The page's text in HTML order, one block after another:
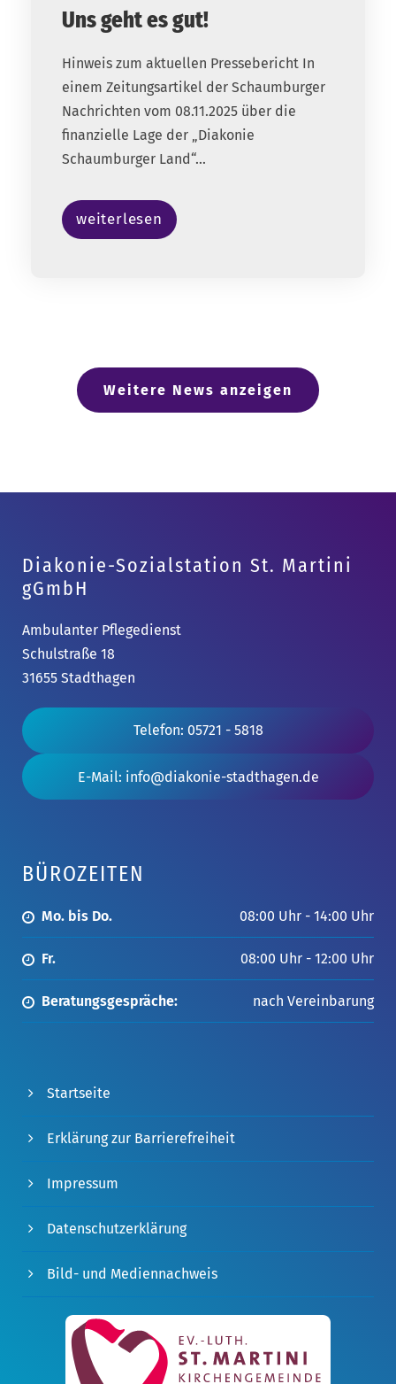
Uns geht es gut!
Hinweis zum aktuellen Pressebericht In
einem Zeitungsartikel der Schaumburger
Nachrichten vom 08.11.2025 über die
finanzielle Lage der „Diakonie
Schaumburger Land“...
weiterlesen
Weitere News anzeigen
Diakonie-Sozialstation St. Martini
gGmbH
Ambulanter Pflegedienst
Schulstraße 18
31655 Stadthagen
Telefon: 05721 - 5818
E-Mail: info@diakonie-stadthagen.de
BÜROZEITEN
Mo. bis Do. 08:00 Uhr - 14:00 Uhr
Fr. 08:00 Uhr - 12:00 Uhr
Beratungsgespräche: nach Vereinbarung
Startseite
Erklärung zur Barrierefreiheit
Impressum
Datenschutzerklärung
Bild- und Mediennachweis